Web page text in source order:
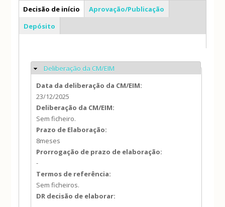
AS
Decisão de início
Aprovação/Publicação
Depósito
Ocultar
Deliberação da CM/EIM
Data da deliberação da CM/EIM:
23/12/2025
Deliberação da CM/EIM:
Sem ficheiro.
Prazo de Elaboração:
8meses
Prorrogação de prazo de elaboração:
-
Termos de referência:
Sem ficheiros.
DR decisão de elaborar: